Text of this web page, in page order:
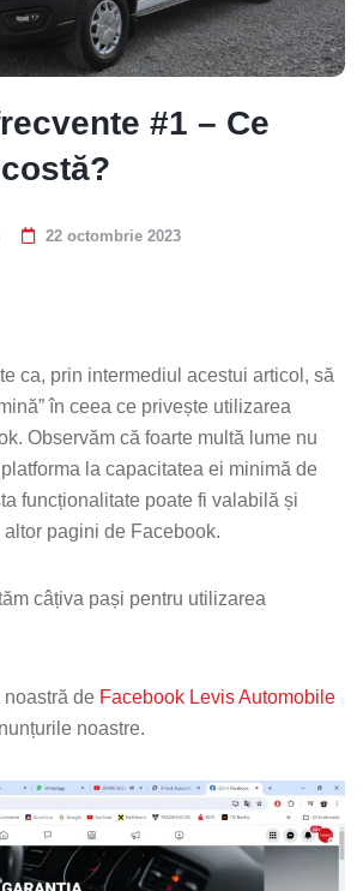
#1 – Ce
22 octombrie 2023
ca, prin intermediul acestui articol, să
în ceea ce privește utilizarea
Observăm că foarte multă lume nu
la capacitatea ei minimă de
funcționalitate poate fi valabilă și
pagini de Facebook.
câțiva pași pentru utilizarea
noastră de Facebook Levis Automobile
noastre.